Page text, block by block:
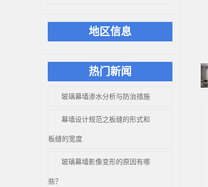
地区信息
热门新闻
​玻璃幕墙渗水分析与防治措施
幕墙设计规范之板缝的形式和
板缝的宽度
玻璃幕墙影像变形的原因有哪
些？